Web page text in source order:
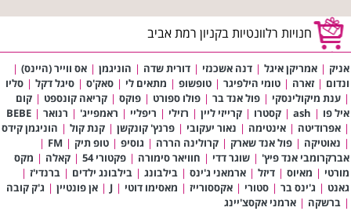
חנויות רלוונטיות בקניון רמת אביב
אניק | אמריקן איגל | דנה אשכנזי | דורית שדה | הוניגמן | אס ווייר (היינס) |
ונדום | זארה | טומי הילפיגר | טופשופ | מתאים לי | סאק'ס | סיגל דקל | סליו
| ענת מיקולינסקי | פול אנד בר | פולו ספורט | פוקס | קריאה קונספט | קום
איל פו |
ash
| קסטרו | קרייזי ליין | רזילי | ריפליי | ראמפייג' | רנואר |
BEBE
| אפרודיטה | אינטימה | נאור יעקובי | פרנץ' קונקשן | קנת קול | הוניגמן קידס
| נאוטיקה | פול אנד שארק | קרולינה הררה | גוסיפ | טופ תיק |
FM
|
אברקרומבי אנד פיץ' | שוגר דדי | חוויאר סימורה | פקטורי 54 | קאלה | מקס
מורטי | מאיוס | דיזל | ארמאני ג'ינס | בילבונג | בילבונג ילדים | ברנדי'ז |
גאנט | ג'ינס בר | סטורי | אקססורייז | מאסימו דוטי |
J
| אן פונטיין | ג'ק קובה
| ברשקה | ארמני אקסצ'יינג